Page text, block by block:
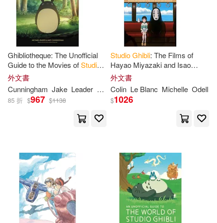
Ghibliotheque: The Unofficial
Guide to the Movies ofStudio
Ghibli
外文書
Cunningham Jake Leader Michael
85 折 $967 $1138
StudioGhibli: The Films of
Hayao Miyazaki and Isao
Takahata
外文書
Colin Le Blanc Michelle Odell
$1026